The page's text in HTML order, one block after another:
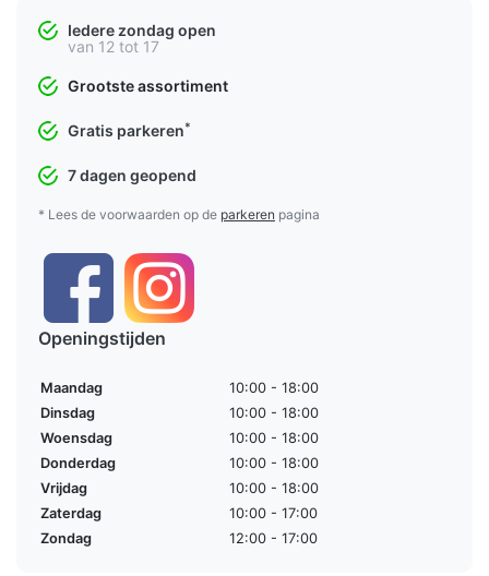
Iedere zondag open
van 12 tot 17
Grootste assortiment
Gratis parkeren*
7 dagen geopend
* Lees de voorwaarden op de parkeren pagina
Openingstijden
Maandag
10:00 - 18:00
Dinsdag
10:00 - 18:00
Woensdag
10:00 - 18:00
Donderdag
10:00 - 18:00
Vrijdag
10:00 - 18:00
Zaterdag
10:00 - 17:00
Zondag
12:00 - 17:00